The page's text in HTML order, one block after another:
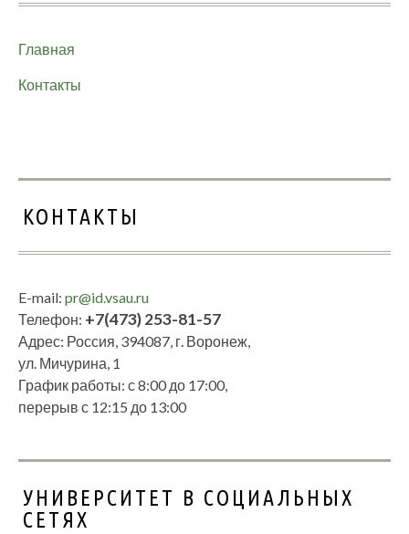
Главная
Контакты
КОНТАКТЫ
E-mail: pr@id.vsau.ru
Телефон: +7(473) 253-81-57
Адрес: Россия, 394087, г. Воронеж,
ул. Мичурина, 1
График работы: с 8:00 до 17:00,
перерыв с 12:15 до 13:00
УНИВЕРСИТЕТ В СОЦИАЛЬНЫХ
СЕТЯХ